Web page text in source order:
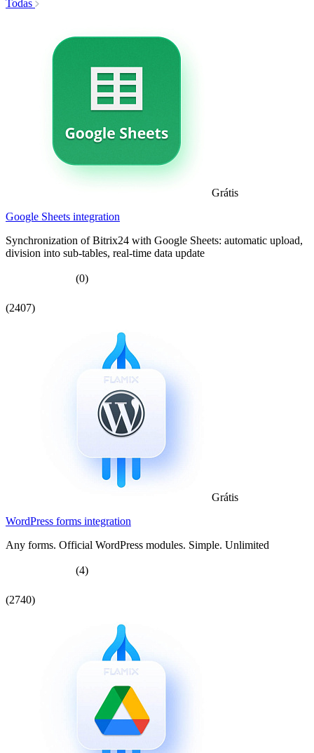
Todas
Grátis
Google Sheets integration
Synchronization of Bitrix24 with Google Sheets: automatic upload,
division into sub-tables, real-time data update
(0)
(2407)
Grátis
WordPress forms integration
Any forms. Official WordPress modules. Simple. Unlimited
(4)
(2740)